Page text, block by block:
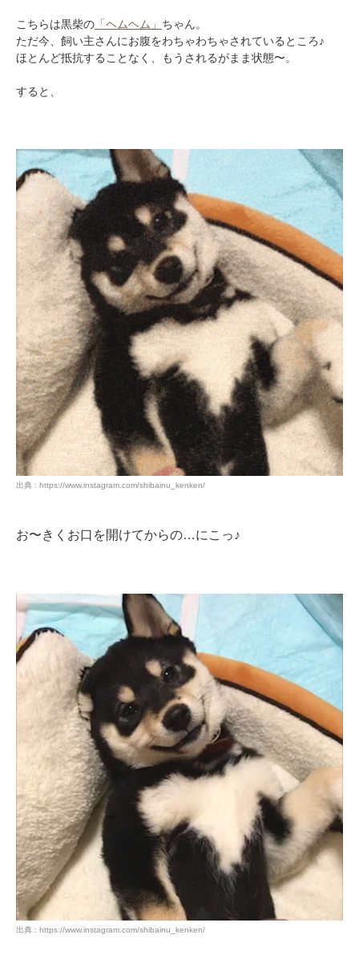
こちらは黒柴の 「ヘムヘム」 ちゃん。
ただ今、飼い主さんにお腹をわちゃわちゃされているところ♪
ほとんど抵抗することなく、もうされるがまま状態〜。
すると、
出典 : https://www.instagram.com/shibainu_kenken/
お〜きくお口を開けてからの…にこっ♪
出典 : https://www.instagram.com/shibainu_kenken/
閉じる
PECOアプリをダウンロード済みの方
アプリで開く